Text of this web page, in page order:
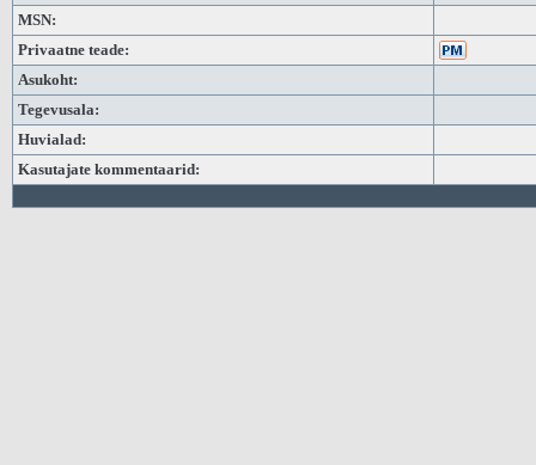
MSN:
Privaatne teade:
Asukoht:
Tegevusala:
Huvialad:
Kasutajate kommentaarid: